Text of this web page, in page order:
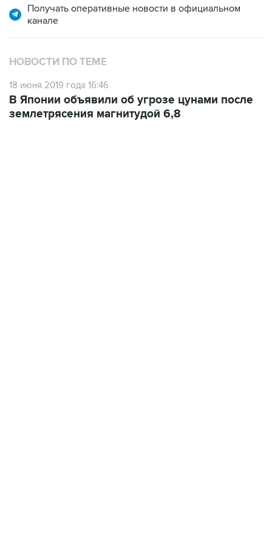
Получать оперативные новости в официальном
канале
НОВОСТИ ПО ТЕМЕ
18 июня 2019 года 16:46
В Японии объявили об угрозе цунами после
землетрясения магнитудой 6,8